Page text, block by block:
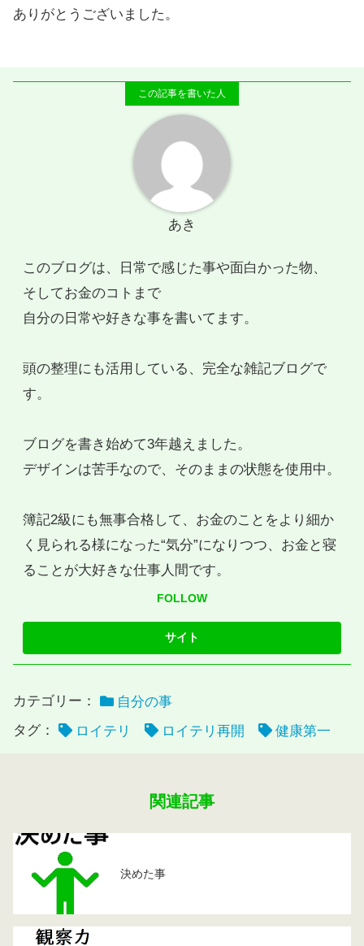
ありがとうございました。
あき
このブログは、日常で感じた事や面白かった物、
そしてお金のコトまで
自分の日常や好きな事を書いてます。
頭の整理にも活用している、完全な雑記ブログで
す。
ブログを書き始めて3年越えました。
デザインは苦手なので、そのままの状態を使用中。
簿記2級にも無事合格して、お金のことをより細か
く見られる様になった“気分”になりつつ、お金と寝
ることが大好きな仕事人間です。
FOLLOW
カテゴリー：
自分の事
タグ：
ロイテリ ロイテリ再開 健康第一
関連記事
決めた事